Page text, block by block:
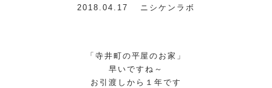
2018.04.17 ニシケンラボ
「寺井町の平屋のお家」
早いですね～
お引渡しから１年です